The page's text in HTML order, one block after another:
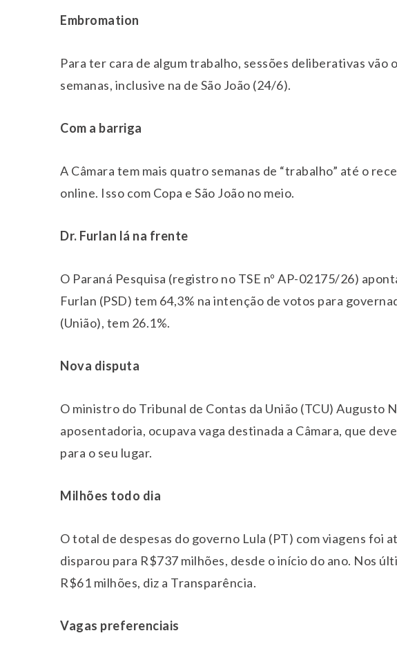
Embromation
Para ter cara de algum trabalho, sessões deliberativas vão
semanas, inclusive na de São João (24/6).
Com a barriga
A Câmara tem mais quatro semanas de “trabalho” até o
online. Isso com Copa e São João no meio.
Dr. Furlan lá na frente
O Paraná Pesquisa (registro no TSE nº AP-02175/26)
Furlan (PSD) tem 64,3% na intenção de votos para
(União), tem 26.1%.
Nova disputa
O ministro do Tribunal de Contas da União (TCU) Augusto
aposentadoria, ocupava vaga destinada a Câmara, que
para o seu lugar.
Milhões todo dia
O total de despesas do governo Lula (PT) com viagens foi
disparou para R$737 milhões, desde o início do ano. Nos
R$61 milhões, diz a Transparência.
Vagas preferenciais